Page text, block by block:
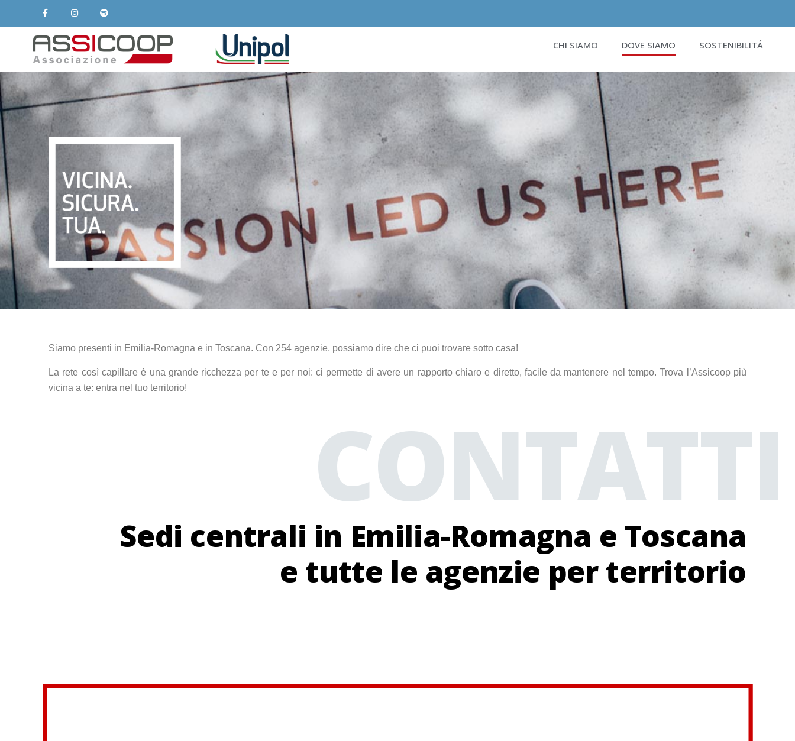
CHI SIAMO DOVE SIAMO SOSTENIBILITÁ
Siamo presenti in Emilia-Romagna e in Toscana. Con 254 agenzie, possiamo dire che ci puoi trovare sotto casa!
La rete così capillare è una grande ricchezza per te e per noi: ci permette di avere un rapporto chiaro e diretto, facile da mantenere nel tempo. Trova l’Assicoop più
vicina a te: entra nel tuo territorio!
CONTATTI
Sedi centrali in Emilia-Romagna e Toscana
e tutte le agenzie per territorio